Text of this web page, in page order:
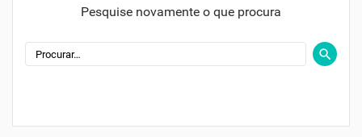
Pesquise novamente o que procura